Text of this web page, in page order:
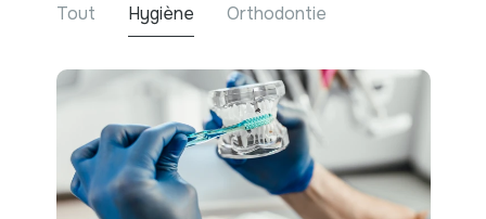
Tout Hygiène Orthodontie